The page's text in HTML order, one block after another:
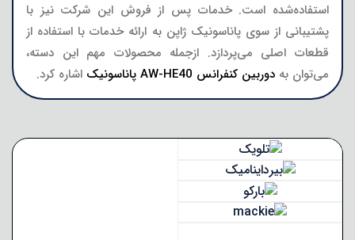
استفاده‌شده است. خدمات پس از فروش این شرکت نیز با
پشتیبانی از سوی پاناسونیک ژاپن به ارائه خدمات با استفاده از
قطعات اصلی می‌پردازد. ازجمله محصولات مهم این دسته،
می‌توان به دوربین کنفرانس AW-HE40 پاناسونیک اشاره کرد.